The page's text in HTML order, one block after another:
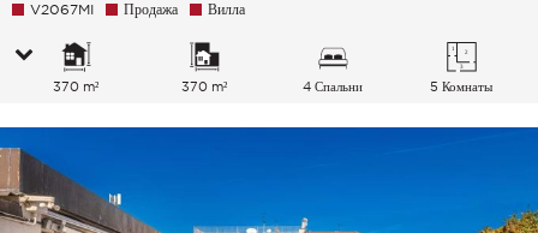
V2067MI Продажа Вилла
370 m² 370 m² 4 Спальни 5 Комнаты